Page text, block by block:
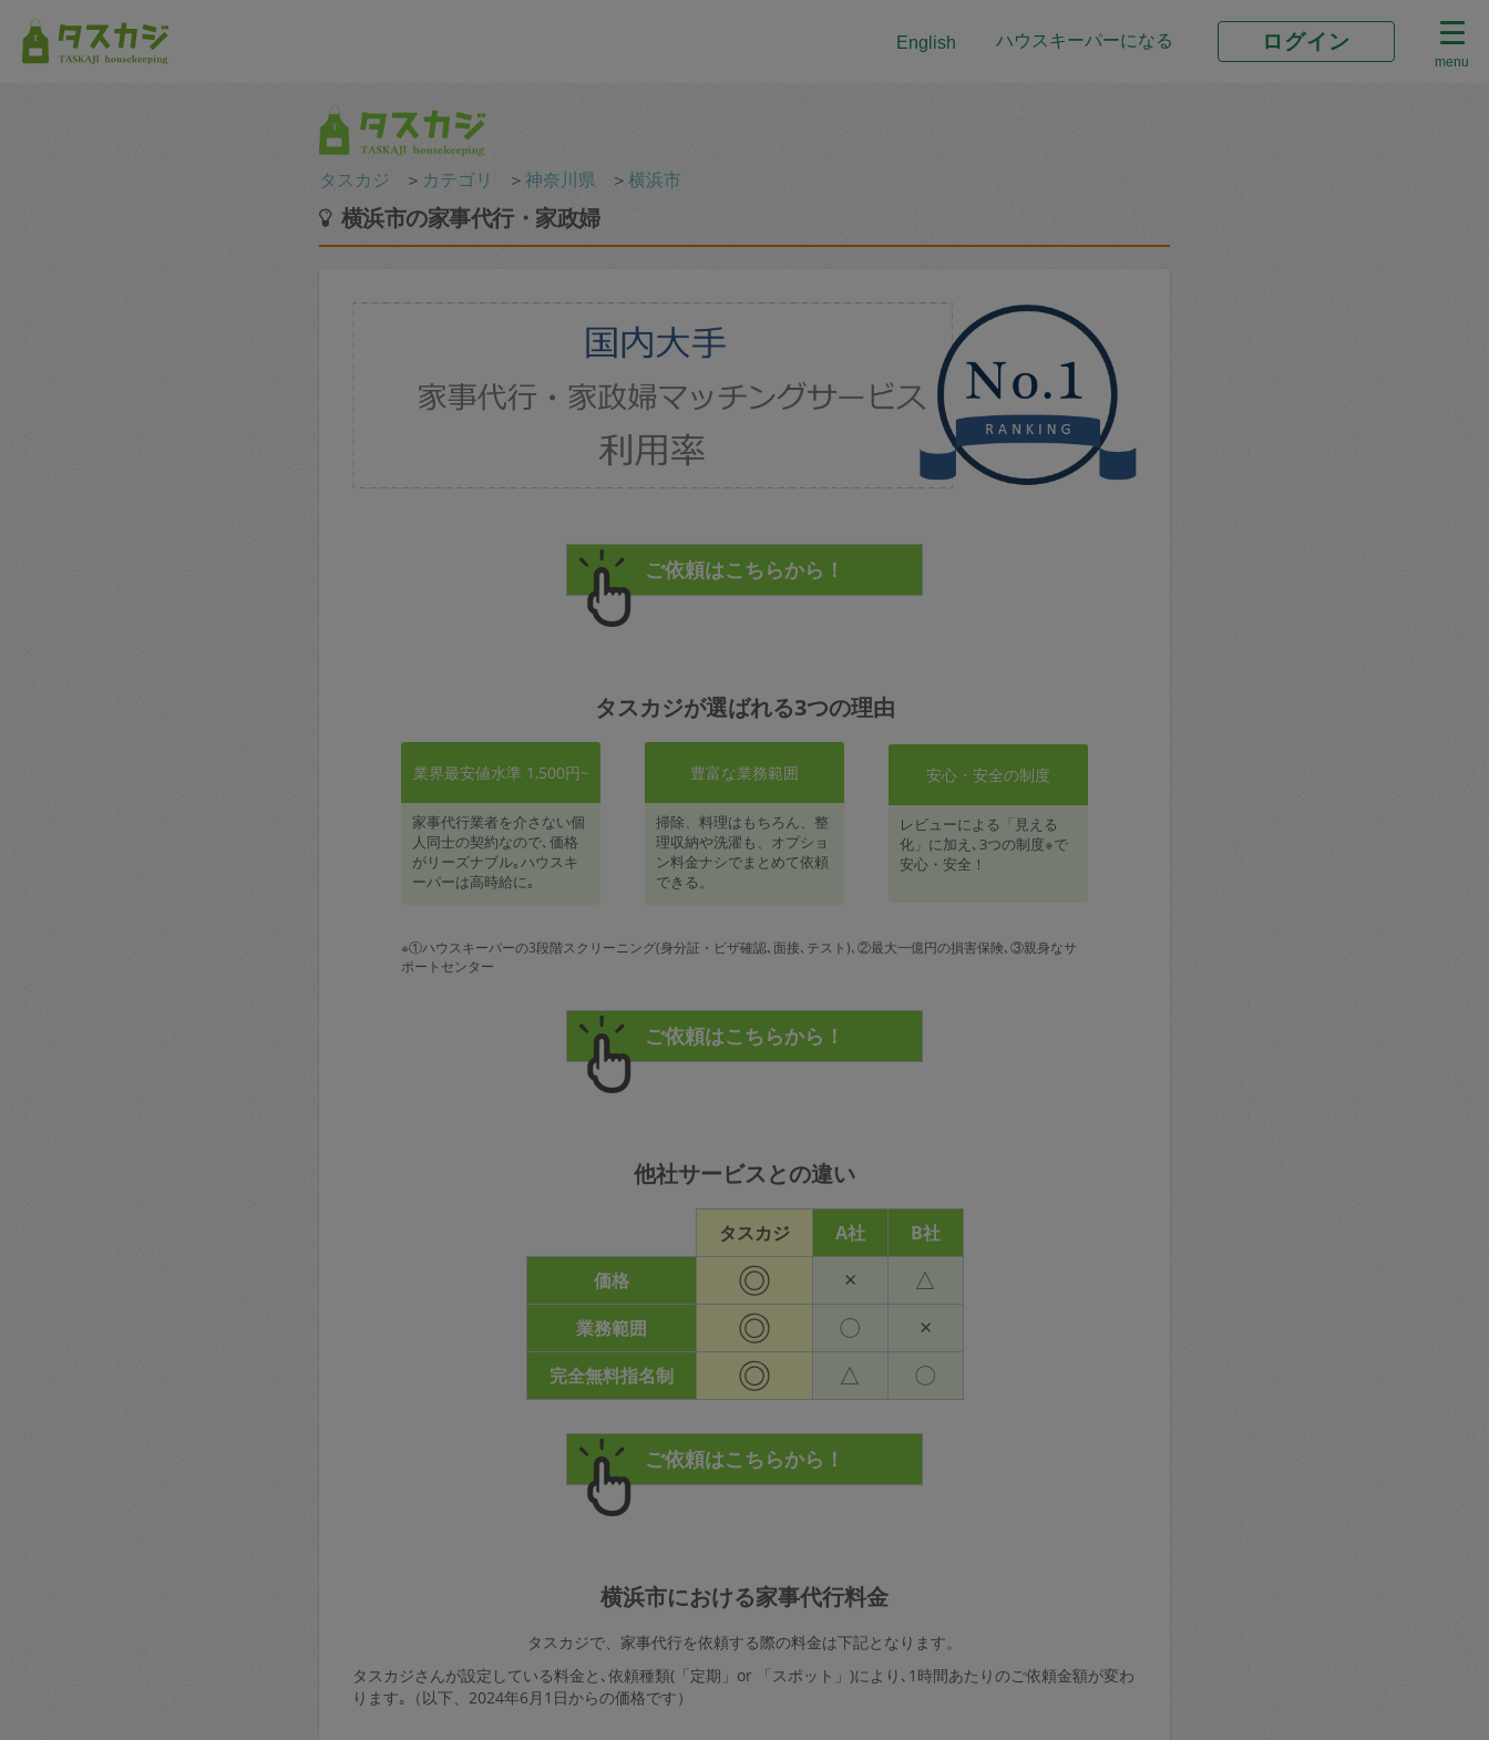
English ハウスキーパーになる ログイン
menu
タスカジ ＞ カテゴリ ＞神奈川県 ＞横浜市
横浜市の家事代行・家政婦
タスカジが選ばれる3つの理由
業界最安値水準 1,500円~
家事代行業者を介さない個
人同士の契約なので､価格
がリーズナブル｡ハウスキ
ーパーは高時給に｡
豊富な業務範囲
掃除、料理はもちろん、整
理収納や洗濯も、オプショ
ン料金ナシでまとめて依頼
できる。
安心・安全の制度
レビューによる「見える
化」に加え､3つの制度※で
安心・安全！
※①ハウスキーパーの3段階スクリーニング(身分証・ビザ確認､面接､テスト)､②最大一億円の損害保険､③親身なサ
ポートセンター
他社サービスとの違い
タスカジ A社
B社
価格
◎ × △
業務範囲 ◎ 〇 ×
完全無料指名制 ◎ △ 〇
横浜市における家事代行料金
タスカジで、家事代行を依頼する際の料金は下記となります。
タスカジさんが設定している料金と､依頼種類(「定期」or 「スポット」)により､1時間あたりのご依頼金額が変わ
ります｡（以下、2024年6月1日からの価格です）